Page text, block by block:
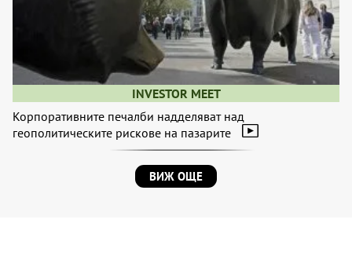
INVESTOR MEET
Корпоративните печалби надделяват над
геополитическите рискове на пазарите
ВИЖ ОЩЕ